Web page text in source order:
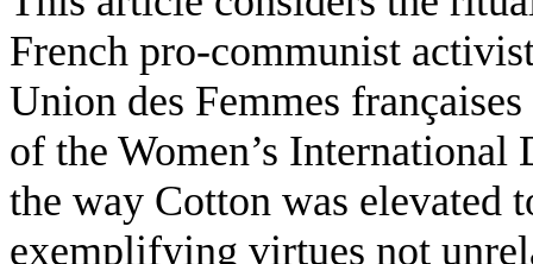
French pro-communist
Union des Femmes
of the Women’s
the way Cotton was elevated
exemplifying virtues not